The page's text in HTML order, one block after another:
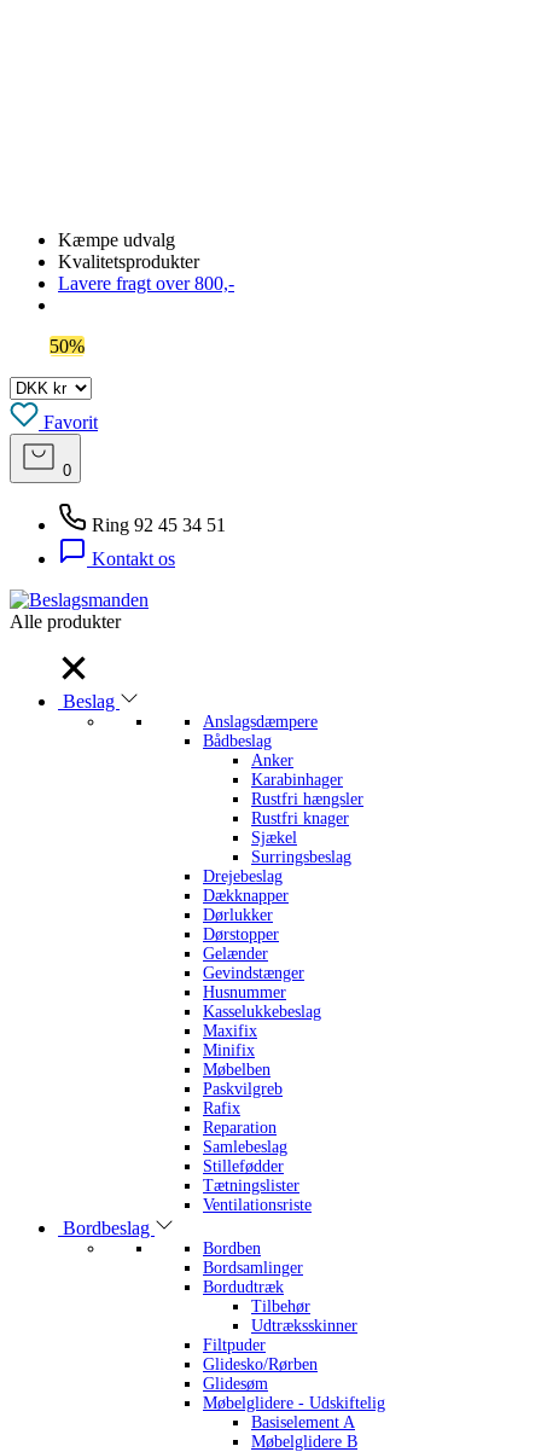
Kæmpe udvalg
Kvalitetsprodukter
Lavere fragt over 800,-
50%
Favorit
0
Ring 92 45 34 51
Kontakt os
Alle produkter
Beslag
Anslagsdæmpere
Bådbeslag
Anker
Karabinhager
Rustfri hængsler
Rustfri knager
Sjækel
Surringsbeslag
Drejebeslag
Dækknapper
Dørlukker
Dørstopper
Gelænder
Gevindstænger
Husnummer
Kasselukkebeslag
Maxifix
Minifix
Møbelben
Paskvilgreb
Rafix
Reparation
Samlebeslag
Stillefødder
Tætningslister
Ventilationsriste
Bordbeslag
Bordben
Bordsamlinger
Bordudtræk
Tilbehør
Udtræksskinner
Filtpuder
Glidesko/Rørben
Glidesøm
Møbelglidere - Udskiftelig
Basiselement A
Møbelglidere B